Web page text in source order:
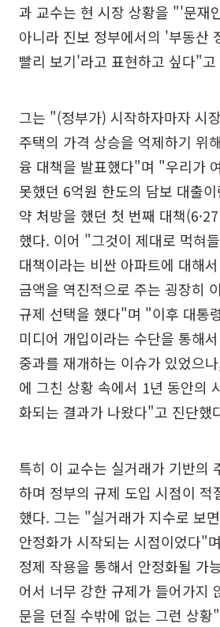
과 교수는 현 시장 상황을 "'문재
아니라 진보 정부에서의 '부동산
빨리 보기'라고 표현하고 싶다"고
그는 "(정부가) 시작하자마자 시
주택의 가격 상승을 억제하기 위
융 대책을 발표했다"며 "우리가
못했던 6억원 한도의 담보 대출
약 처방을 했던 첫 번째 대책
했다. 이어 "그것이 제대로 먹혀
대책이라는 비싼 아파트에 대해
금액을 역진적으로 주는 굉장히
규제 선택을 했다"며 "이후 대통
미디어 개입이라는 수단을 통해
중과를 재개하는 이슈가 있었으
에 그친 상황 속에서 1년 동안의
화되는 결과가 나왔다"고 진단했
특히 이 교수는 실거래가 기반의
하며 정부의 규제 도입 시점이 적
했다. 그는 "실거래가 지수로 보
안정화가 시작되는 시점이었다"
정제 작용을 통해서 안정화될 가
어서 너무 강한 규제가 들어가지
문을 던질 수밖에 없는 그런 상황